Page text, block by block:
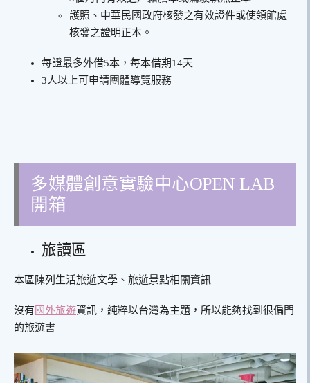
護照、中華民國政府核發之有效證件或使領館處
核發之證明正本。
每證最多外借5本，每本借期14天
3人以上可申請團體導覽服務
多媒體創意實驗中心OPEN LAB
開箱
旅讀區
本區陳列生活旅遊文學、旅遊景點相關資訊
沒有國外旅遊資訊，純粹以台灣為主題，所以能夠找到很偏門
的旅遊書